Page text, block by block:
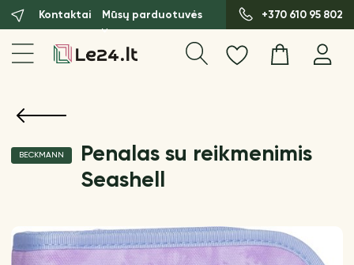
Kontaktai Mūsų parduotuvės +370 610 95 802
BECKMANN
Penalas su reikmenimis
Seashell